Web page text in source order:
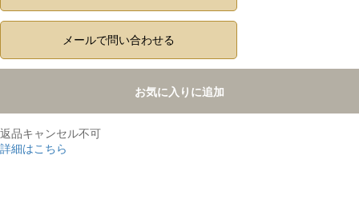
メールで問い合わせる
お気に入りに追加
返品キャンセル不可
詳細はこちら